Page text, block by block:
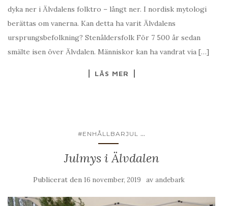
dyka ner i Älvdalens folktro – långt ner. I nordisk mytologi
berättas om vanerna. Kan detta ha varit Älvdalens
ursprungsbefolkning? Stenåldersfolk För 7 500 år sedan
smälte isen över Älvdalen. Människor kan ha vandrat via […]
LÄS MER
#ENHÅLLBARJUL ...
Julmys i Älvdalen
Publicerat den 16 november, 2019 av andebark